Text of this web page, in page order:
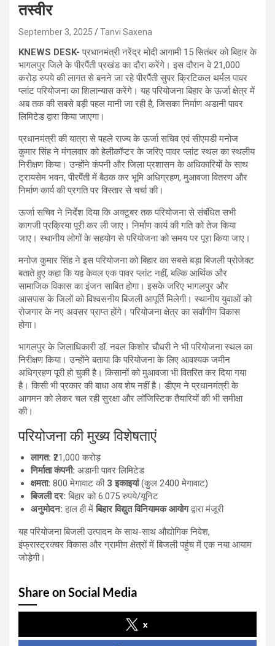
तस्वीर
September 3, 2025 Tanvi Saxena
KNEWS DESK-प्रधानमंत्री नरेंद्र मोदी आगामी 15 सितंबर को बिहार के
भागलपुर जिले के पीरपैंती प्रखंड का दौरा करेंगे। इस दौरान वे 21,000
करोड़ रुपये की लागत से बनने जा रहे पीरपैंती सुपर क्रिटिकल थर्मल पावर
प्लांट परियोजना का शिलान्यास करेंगे। यह परियोजना बिहार के ऊर्जा क्षेत्र में
अब तक की सबसे बड़ी पहल मानी जा रही है, जिसका निर्माण अडानी पावर
लिमिटेड द्वारा किया जाएगा।
प्रधानमंत्री की यात्रा से पहले राज्य के ऊर्जा सचिव एवं सीएमडी मनोज
कुमार सिंह ने मंगलवार को हेलीकॉप्टर के जरिए पावर प्लांट स्थल का स्थलीय
निरीक्षण किया। उन्होंने कंपनी और जिला प्रशासन के अधिकारियों के साथ
ट्रायसेम भवन, पीरपैंती में बैठक कर भूमि अधिग्रहण, मुआवजा वितरण और
निर्माण कार्य की प्रगति पर विस्तार से चर्चा की।
ऊर्जा सचिव ने निर्देश दिया कि अक्टूबर तक परियोजना से संबंधित सभी
कागजी प्रक्रिया पूरी कर ली जाए। निर्माण कार्य की गति को तेज किया
जाए। स्थानीय लोगों के सहयोग से परियोजना को समय पर पूरा किया जाए।
मनोज कुमार सिंह ने इस परियोजना को बिहार का सबसे बड़ा बिजली प्रोजेक्ट
बताते हुए कहा कि यह केवल एक पावर प्लांट नहीं, बल्कि आर्थिक और
सामाजिक विकास का इंजन साबित होगा। इसके जरिए भागलपुर और
आसपास के जिलों को विश्वसनीय बिजली आपूर्ति मिलेगी। स्थानीय युवाओं को
रोजगार के नए अवसर प्राप्त होंगे। परियोजना क्षेत्र का सर्वांगीण विकास
होगा।
भागलपुर के जिलाधिकारी डॉ. नवल किशोर चौधरी ने भी परियोजना स्थल का
निरीक्षण किया। उन्होंने बताया कि परियोजना के लिए आवश्यक जमीन
अधिग्रहण पूरी हो चुकी है। किसानों को मुआवजा भी वितरित कर दिया गया
है। किसी भी प्रकार की बाधा अब शेष नहीं है। डीएम ने प्रधानमंत्री के
आगमन को लेकर चल रही सुरक्षा और लॉजिस्टिक तैयारियों की भी समीक्षा
की।
परियोजना की मुख्य विशेषताएं
लागत: ₹21,000 करोड़
निर्माता कंपनी: अडानी पावर लिमिटेड
क्षमता: 800 मेगावाट की 3 इकाइयां(कुल 2400 मेगावाट)
बिजली दर: बिहार को 6.075 रुपये/यूनिट
अनुमोदन: हाल ही मेंबिहार विद्युत विनियामक आयोगद्वारा मंजूरी
यह परियोजना बिजली उत्पादन के साथ-साथ औद्योगिक निवेश,
इंफ्रास्ट्रक्चर विकास और ग्रामीण क्षेत्रों में बिजली पहुंच में एक नया आयाम
जोड़ेगी।
Share on Social Media
x